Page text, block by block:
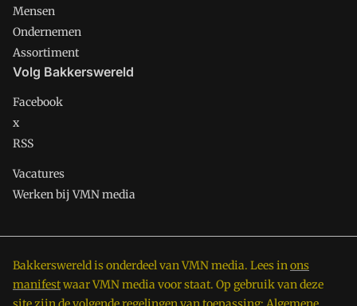
Mensen
Ondernemen
Assortiment
Volg Bakkerswereld
Facebook
x
RSS
Vacatures
Werken bij VMN media
Bakkerswereld is onderdeel van VMN media. Lees inons
manifestwaar VMN media voor staat. Op gebruik van deze